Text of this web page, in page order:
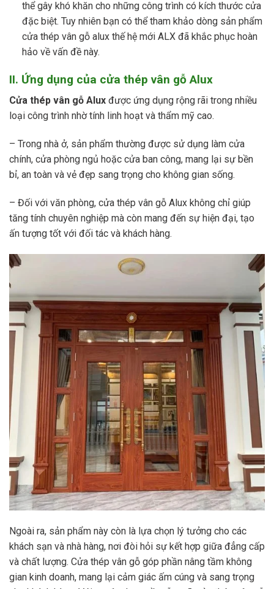
thể gây khó khăn cho những công trình có kích thước cửa
đặc biệt. Tuy nhiên bạn có thể tham khảo dòng sản phẩm
cửa thép vân gỗ alux thế hệ mới ALX đã khắc phục hoàn
hảo về vấn đề này.
II. Ứng dụng của cửa thép vân gỗ Alux
Cửa thép vân gỗ Alux được ứng dụng rộng rãi trong nhiều
loại công trình nhờ tính linh hoạt và thẩm mỹ cao.
– Trong nhà ở, sản phẩm thường được sử dụng làm cửa
chính, cửa phòng ngủ hoặc cửa ban công, mang lại sự bền
bỉ, an toàn và vẻ đẹp sang trọng cho không gian sống.
– Đối với văn phòng, cửa thép vân gỗ Alux không chỉ giúp
tăng tính chuyên nghiệp mà còn mang đến sự hiện đại, tạo
ấn tượng tốt với đối tác và khách hàng.
Ngoài ra, sản phẩm này còn là lựa chọn lý tưởng cho các
khách sạn và nhà hàng, nơi đòi hỏi sự kết hợp giữa đẳng cấp
và chất lượng. Cửa thép vân gỗ góp phần nâng tầm không
gian kinh doanh, mang lại cảm giác ấm cúng và sang trọng